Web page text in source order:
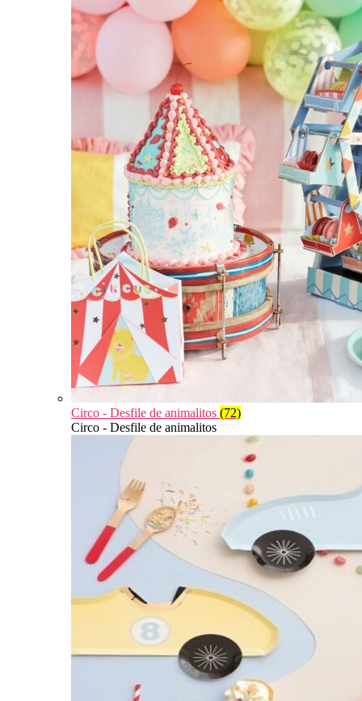
Circo - Desfile de animalitos (72)
Circo - Desfile de animalitos